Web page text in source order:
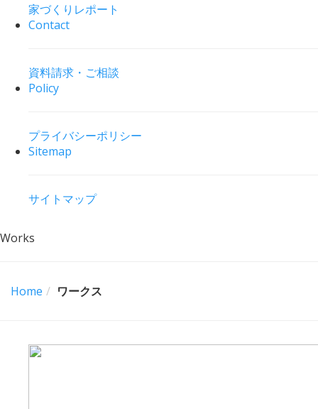
家づくりレポート
Contact
資料請求・ご相談
Policy
プライバシーポリシー
Sitemap
サイトマップ
Works
Home ワークス